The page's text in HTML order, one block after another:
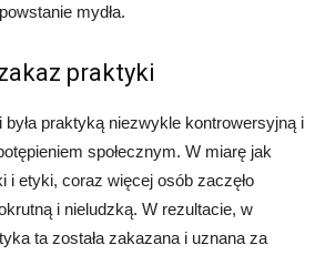
mydła.
praktyki
była praktyką niezwykle kontrowersyjną i
społecznym. W miarę jak
i etyki, coraz więcej osób zaczęło
i nieludzką. W rezultacie, w
ta została zakazana i uznana za